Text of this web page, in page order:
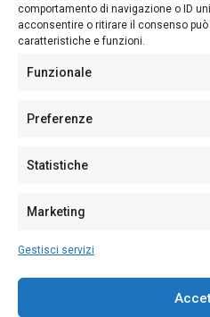
comportamento di navigazione o ID
acconsentire o ritirare il consenso
caratteristiche e funzioni.
Funzionale
Preferenze
Statistiche
Marketing
Gestisci servizi
Follow Us
Sede:Via Cristoforo Colombo
Partita IVA02270380922
128/2020 del 10/02/2020
Per la Pubblicità: